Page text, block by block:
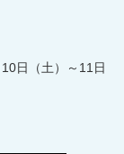
10日（土）～ 11 日